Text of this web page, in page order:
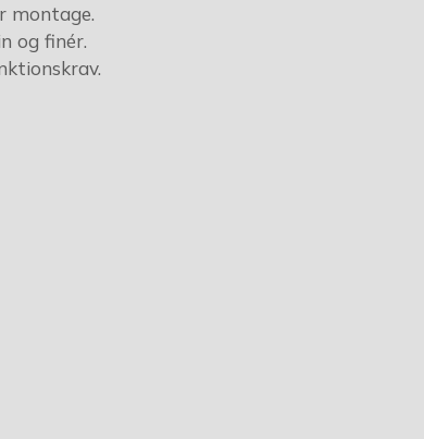
montage.
og finér.